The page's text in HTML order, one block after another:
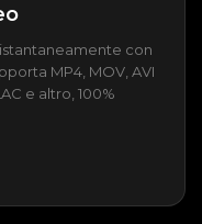
con
MP4, MOV, AVI
e altro, 100%